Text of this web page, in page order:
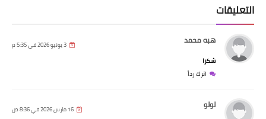
التعليقات
هبه محمد 3 يونيو 2026 في 5:35 م
شكرا
اترك رداً
لولو 16 مارس 2026 في 8:36 ص